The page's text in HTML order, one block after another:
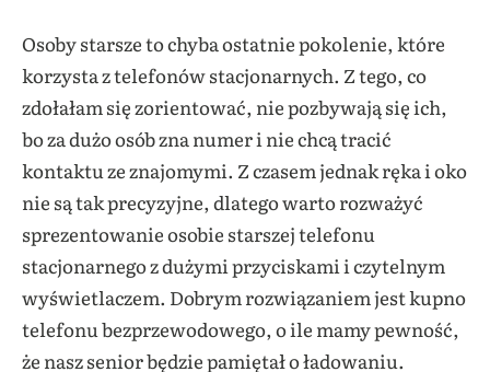
Osoby starsze to chyba ostatnie pokolenie, które
korzysta z telefonów stacjonarnych. Z tego, co
zdołałam się zorientować, nie pozbywają się ich,
bo za dużo osób zna numer i nie chcą tracić
kontaktu ze znajomymi. Z czasem jednak ręka i oko
nie są tak precyzyjne, dlatego warto rozważyć
sprezentowanie osobie starszej telefonu
stacjonarnego z dużymi przyciskami i czytelnym
wyświetlaczem. Dobrym rozwiązaniem jest kupno
telefonu bezprzewodowego, o ile mamy pewność,
że nasz senior będzie pamiętał o ładowaniu.